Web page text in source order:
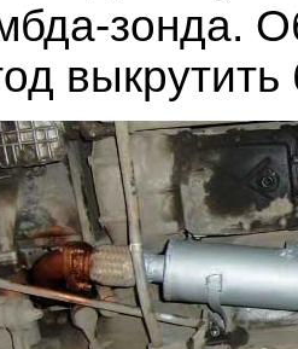
зонда.